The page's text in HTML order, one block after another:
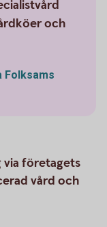
och
Folksams
via företagets
vård och